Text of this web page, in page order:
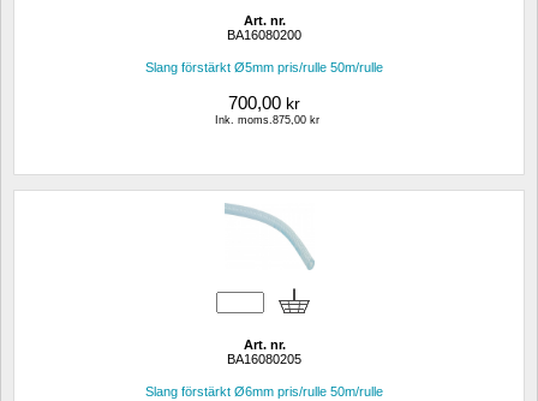
Art. nr.
BA16080200
Slang förstärkt Ø5mm pris/rulle 50m/rulle
700,00 kr
Ink. moms.875,00 kr
Art. nr.
BA16080205
Slang förstärkt Ø6mm pris/rulle 50m/rulle